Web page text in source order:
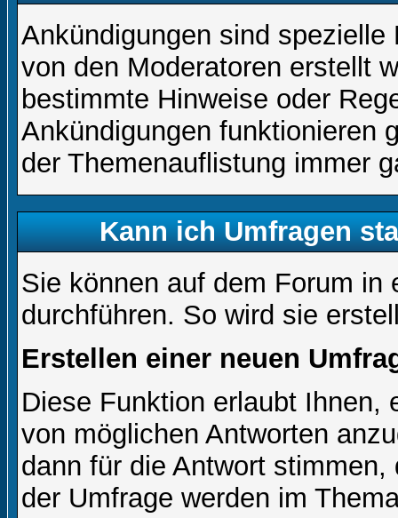
Ankündigungen sind
von den Moderatoren erstellt
bestimmte Hinweise oder
Ankündigungen funktionieren
der Themenauflistung immer
Kann ich Umfragen
Sie können auf dem Forum in
durchführen. So wird sie
Erstellen einer neuen
Diese Funktion erlaubt Ihnen,
von möglichen Antworten
dann für die Antwort
der Umfrage werden im